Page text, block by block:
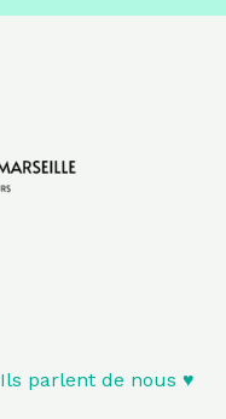
Ils parlent de nous ♥️